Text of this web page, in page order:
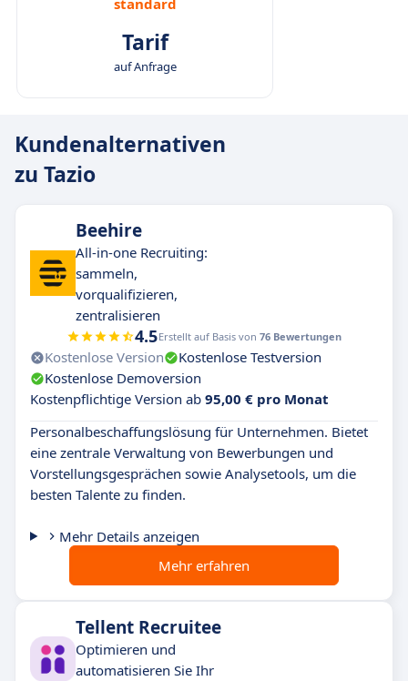
standard
Tarif
auf Anfrage
Kundenalternativen
zu Tazio
Beehire
All-in-one Recruiting:
sammeln,
vorqualifizieren,
zentralisieren
4.5Erstellt auf Basis von 76 Bewertungen
Kostenlose Version
Kostenlose Testversion
Kostenlose Demoversion
Kostenpflichtige Version ab 95,00 € pro Monat
Personalbeschaffungslösung für Unternehmen. Bietet
eine zentrale Verwaltung von Bewerbungen und
Vorstellungsgesprächen sowie Analysetools, um die
besten Talente zu finden.
Mehr Details anzeigen
Mehr erfahren
Tellent Recruitee
Optimieren und
automatisieren Sie Ihr